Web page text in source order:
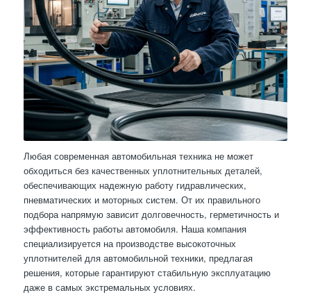
Любая современная автомобильная техника не может
обходиться без качественных уплотнительных деталей,
обеспечивающих надежную работу гидравлических,
пневматических и моторных систем. От их правильного
подбора напрямую зависит долговечность, герметичность и
эффективность работы автомобиля. Наша компания
специализируется на производстве высокоточных
уплотнителей для автомобильной техники, предлагая
решения, которые гарантируют стабильную эксплуатацию
даже в самых экстремальных условиях.